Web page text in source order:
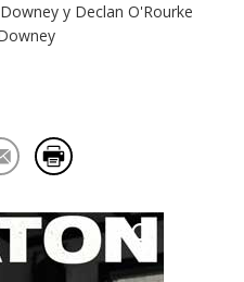
y Declan O'Rourke